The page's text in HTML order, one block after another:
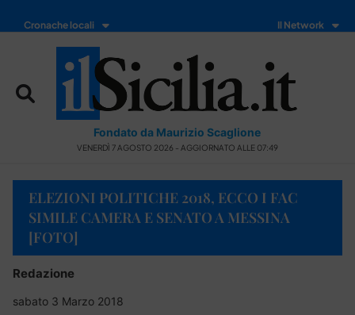
Cronache locali Il Network
Fondato da Maurizio Scaglione
VENERDÌ 7 AGOSTO 2026 - AGGIORNATO ALLE 07:49
ELEZIONI POLITICHE 2018, ECCO I FAC
SIMILE CAMERA E SENATO A MESSINA
[FOTO]
Redazione
sabato 3 Marzo 2018